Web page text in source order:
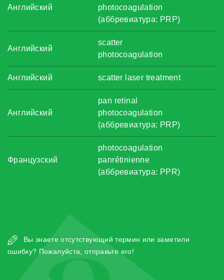
Английский
photocoagulation
(аббревиатура: PRP)
Английский
scatter
photocoagulation
Английский scatter laser treatment
Английский
pan retinal
photocoagulation
(аббревиатура: PRP)
Французский
photocoagulation
panrétinienne
(аббревиатура: PPR)
Вы знаете отсутствующий термин или заметили
ошибку? Пожалуйста, отправьте его!